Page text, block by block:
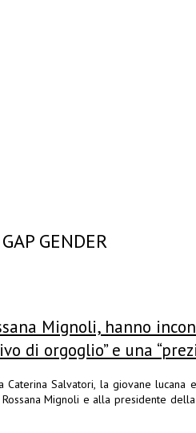
GENDER
Mignoli, hanno
di orgoglio” e una
Caterina Salvatori, la giovane
Mignoli e alla presidente